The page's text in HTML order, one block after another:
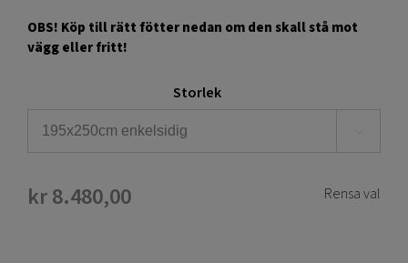
OBS! Köp till rätt fötter nedan om den skall stå mot
vägg eller fritt!
Storlek
kr8.480,00 Rensa val